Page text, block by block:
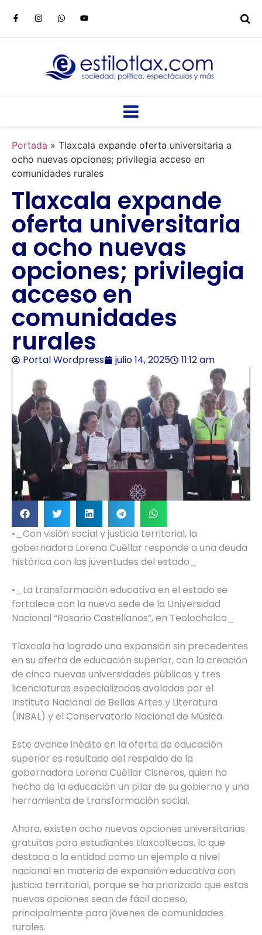
Portada » Tlaxcala expande oferta universitaria a
ocho nuevas opciones; privilegia acceso en
comunidades rurales
Tlaxcala expande
oferta universitaria
a ocho nuevas
opciones; privilegia
acceso en
comunidades
rurales
Portal Wordpress julio 14, 2025 11:12 am
•_Con visión social y justicia territorial, la
gobernadora Lorena Cuéllar responde a una deuda
histórica con las juventudes del estado_
•_La transformación educativa en el estado se
fortalece con la nueva sede de la Universidad
Nacional “Rosario Castellanos”, en Teolocholco_
Tlaxcala ha logrado una expansión sin precedentes
en su oferta de educación superior, con la creación
de cinco nuevas universidades públicas y tres
licenciaturas especializadas avaladas por el
Instituto Nacional de Bellas Artes y Literatura
(INBAL) y el Conservatorio Nacional de Música.
Este avance inédito en la oferta de educación
superior es resultado del respaldo de la
gobernadora Lorena Cuéllar Cisneros, quien ha
hecho de la educación un pilar de su gobierno y una
herramienta de transformación social.
Ahora, existen ocho nuevas opciones universitarias
gratuitas para estudiantes tlaxcaltecas, lo que
destaca a la entidad como un ejemplo a nivel
nacional en materia de expansión educativa con
justicia territorial, porque se ha priorizado que estas
nuevas opciones sean de fácil acceso,
principalmente para jóvenes de comunidades
rurales.